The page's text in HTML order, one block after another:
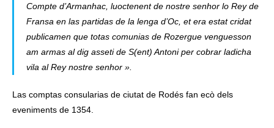
Compte d’Armanhac, luoctenent de nostre senhor lo Rey de
Fransa en las partidas de la lenga d’Oc, et era estat cridat
publicamen que totas comunias de Rozergue venguesson
am armas al dig asseti de S(ent) Antoni per cobrar ladicha
vila al Rey nostre senhor ».
Las comptas consularias de ciutat de Rodés fan ecò dels
eveniments de 1354.